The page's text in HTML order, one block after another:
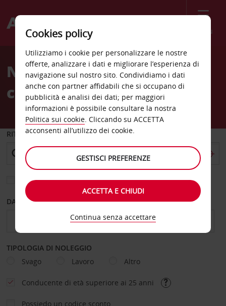
Menù
Welcome
AvisNoleggio auto Marbella
città
RITIRO DA
Scegli una località di riconsegna diversa
DAL GIORNO AL GIORNO
TIPOLOGIA DI NOLEGGIO
Svago
Lavoro Altro
Conducente di età superiore ai 25 anni
Possiedo un codice sconto
Cookies policy
Utilizziamo i cookie per personalizzare le nostre
offerte, analizzare i dati e migliorare l’esperienza di
navigazione sul nostro sito. Condividiamo i dati
anche con partner affidabili che si occupano di
pubblicità e analisi dei dati; per maggiori
informazioni è possibile consultare la nostra
Politica sui cookie. Cliccando su ACCETTA
acconsenti all’utilizzo dei cookie.
GESTISCI PREFERENZE
ACCETTA E CHIUDI
Continua senza accettare